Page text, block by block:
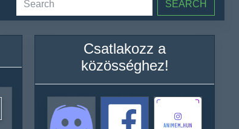
SEARCH
Csatlakozz a
közösséghez!